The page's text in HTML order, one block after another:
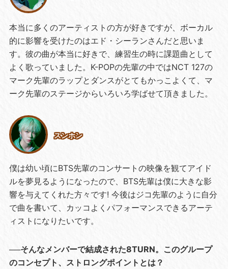
本当に多くのアーティストの方が好きですが、ボーカル
的に影響を受けたのはエド・シーランさんだと思いま
す。彼の曲が本当に好きで、練習生の時に課題曲として
よく歌っていました。K-POPの先輩の中ではNCT 127の
マーク先輩のラップとダンスがとてもかっこよくて、マ
ーク先輩のステージからいろいろ学ばせて頂きました。
スンホン
僕は幼い頃にBTS先輩のコンサートの映像を観てアイド
ルを夢見るようになったので、BTS先輩は僕に大きな影
響を与えてくれた方々です! 今後はジコ先輩のように自分
で曲を書いて、カッコよくパフォーマンスできるアーテ
ィストになりたいです。
──そんなメンバーで結成された8TURN。このグループ
のコンセプト、ストロングポイントとは？